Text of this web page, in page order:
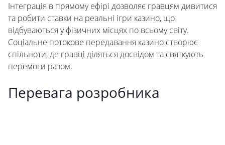
Інтеграція в прямому ефірі дозволяє гравцям дивитися
та робити ставки на реальні ігри казино, що
відбуваються у фізичних місцях по всьому світу.
Соціальне потокове передавання казино створює
спільноти, де гравці діляться досвідом та святкують
перемоги разом.
Перевага розробника